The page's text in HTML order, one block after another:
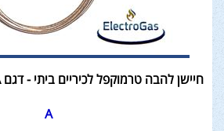
חיישן להבה טרמוקפל לכיריים ביתי - דגם A פלאג לבוער גז רגיל
A